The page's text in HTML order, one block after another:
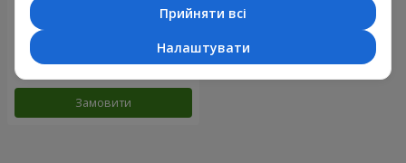
Фонтан куль "Райдужний
настрій"
Замовити
Прийняти всі
Налаштувати